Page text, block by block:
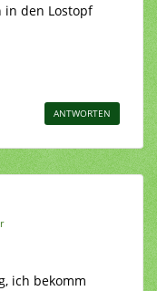
in den Lostopf
ANTWORTEN
ich bekomm